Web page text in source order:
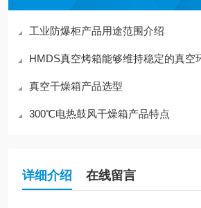
工业防爆柜产品用途范围介绍
HMDS真空烤箱能够维持稳定的真空
真空干燥箱产品选型
300℃电热鼓风干燥箱产品特点
详细介绍 在线留言